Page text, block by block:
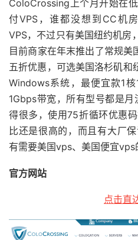
ColoCrossing上个月开始在
付VPS，谁都没想到CC机
VPS，不过只有美国纽约机房
目前商家在年末推出了常规美
五折优惠，可选美国洛杉矶和
Windows系统，最便宜款1核
1Gbps带宽，所有型号都是
得很多，使用75折循环优惠
比还是很高的，而且有大厂
有需要美国vps、美国便宜vps
官方网站
点击直